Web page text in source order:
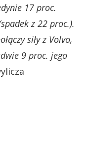
17 proc.
z 22 proc.).
siły z Volvo,
9 proc. jego